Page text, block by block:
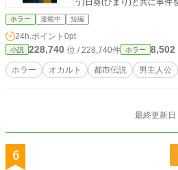
う)日葵(ひまり)と共に事件
ホラー 連載中 短編
24h.ポイント 0pt
小説 228,740 位 / 228,740件 ホラー 8,502
ホラー オカルト 都市伝説 男主人公
最終更新
6